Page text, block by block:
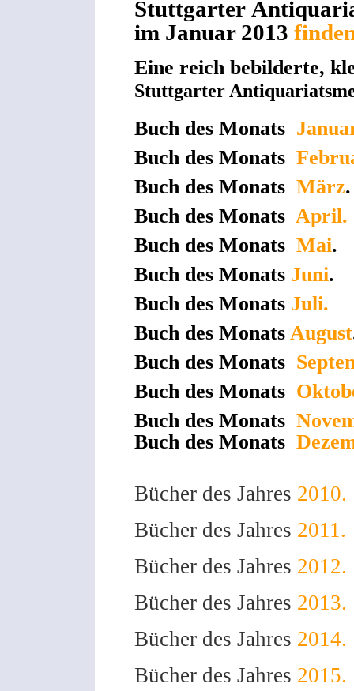
Stuttgarter
im Januar 2013
Eine reich bebilderte,
Stuttgarter
Buch des Monats
Buch des Monats
Buch des Monats März.
Buch des Monats April.
Buch des Monats Mai.
Buch des Monats Juni.
Buch des Monats Juli.
Buch des Monats August
Buch des Monats
Buch des Monats
Buch des Monats
Buch des Monats
Bücher des Jahres 2010.
Bücher des Jahres 2011.
Bücher des Jahres 2012.
Bücher des Jahres 2013.
Bücher des Jahres 2014.
Bücher des Jahres 2015.